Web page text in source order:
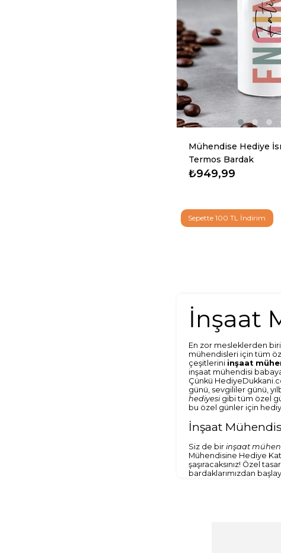
Mühendise Hediye
Termos Bardak
₺949,99
Sepette 100 TL İndirim
İnşaat
En zor mesleklerden
mühendisleri için tüm
çeşitlerini inşaat
inşaat mühendisi
Çünkü
günü, sevgililer günü,
hediyesigibi tüm özel
bu özel günler için
İnşaat
Siz de bir inşaat
Mühendisine Hediye
şaşıracaksınız! Özel
bardaklarımızdan